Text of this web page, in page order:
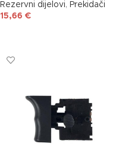
Rezervni dijelovi, Prekidači
15,66 €